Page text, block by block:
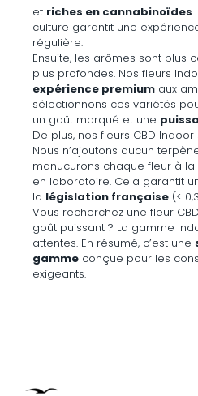
et riches en cannabinoïdes
culture garantit une
régulière.
Ensuite, les arômes sont plus
plus profondes. Nos fleurs
expérience premium aux
sélectionnons ces variétés
un goût marqué et une
De plus, nos fleurs CBD Indoor
Nous n’ajoutons aucun
manucurons chaque fleur à
en laboratoire. Cela garantit
la législation française (<
Vous recherchez une fleur
goût puissant ? La gamme
attentes. En résumé, c’est une
gamme conçue pour les
exigeants.